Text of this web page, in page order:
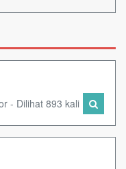
- Dilihat 893 kali